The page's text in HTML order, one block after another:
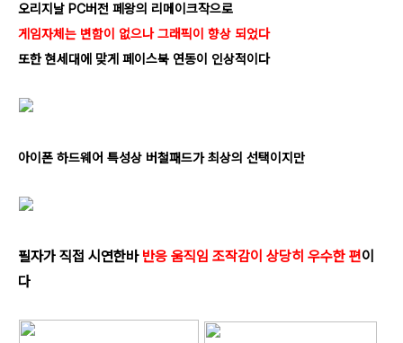
오리지날 PC버전 페왕의 리메이크작으로
게임자체는 변함이 없으나 그래픽이 향상 되었다
또한 현세대에 맞게 페이스북 연동이 인상적이다
아이폰 하드웨어 특성상 버철패드가 최상의 선택이지만
필자가 직접 시연한바 반응 움직임 조작감이 상당히 우수한 편이
다